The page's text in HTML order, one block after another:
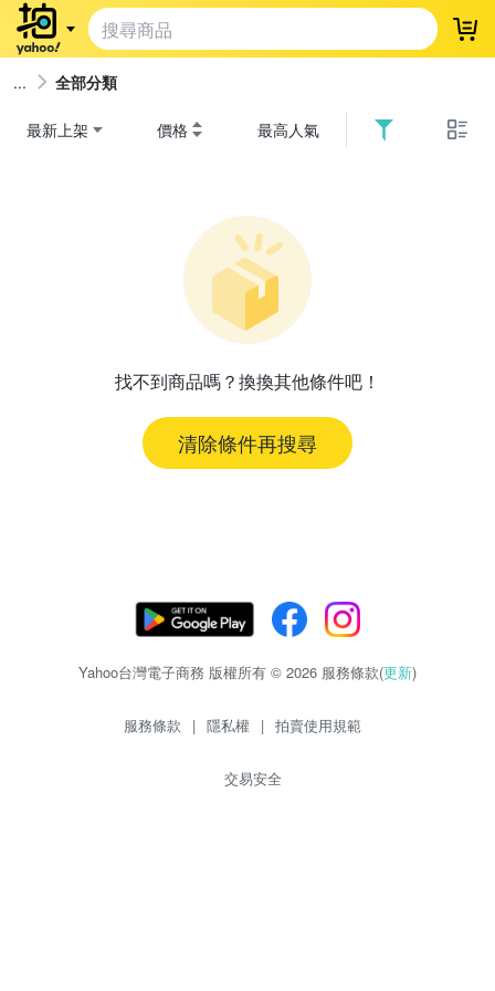
登
全部分類
最新上架 價格 最高人氣
找不到商品嗎？換換其他條件吧！
清除條件再搜尋
Yahoo台灣電子商務 版權所有 © 2026 服務條款(更新)
服務條款 | 隱私權 | 拍賣使用規範
交易安全